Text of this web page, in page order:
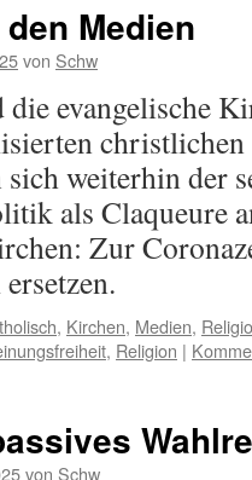
Medien
von Schw
evangelische
weiterhin der
als Claqueure
Zur
, Kirchen, Medien,
, Religion |
von Schw